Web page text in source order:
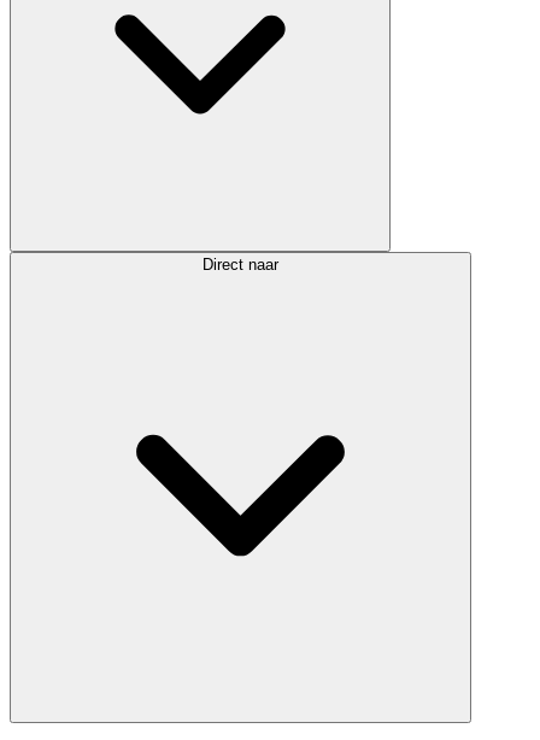
Direct naar